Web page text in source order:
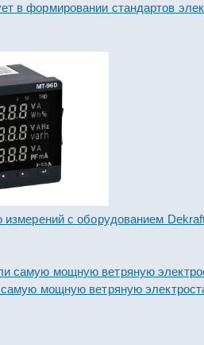
в формировании стандартов
измерений с оборудованием
мощную ветряную